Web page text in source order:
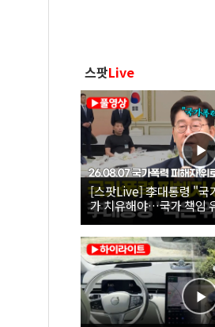
스팟Live
[스팟Live] 李대통령 "국
가 치유해야…국가 책임
26.08.07 국가폭력 피해